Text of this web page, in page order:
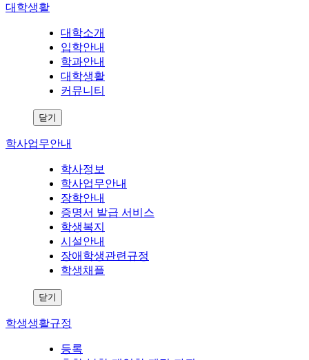
대학생활
대학소개
입학안내
학과안내
대학생활
커뮤니티
닫기
학사업무안내
학사정보
학사업무안내
장학안내
증명서 발급 서비스
학생복지
시설안내
장애학생관련규정
학생채플
닫기
학생생활규정
등록